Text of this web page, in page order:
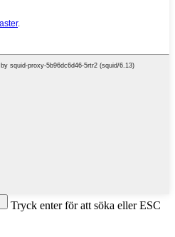
Tryck enter för att söka eller ESC